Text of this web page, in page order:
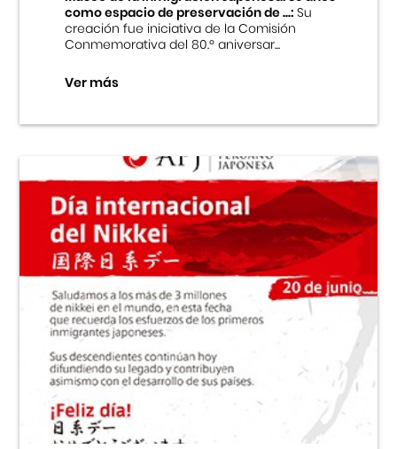
como espacio de preservación de ...:Su
creación fue iniciativa de la Comisión
Conmemorativa del 80.º aniversar...
Ver más